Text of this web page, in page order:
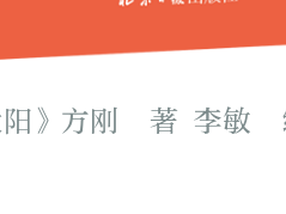
阳》方刚 著 李敏